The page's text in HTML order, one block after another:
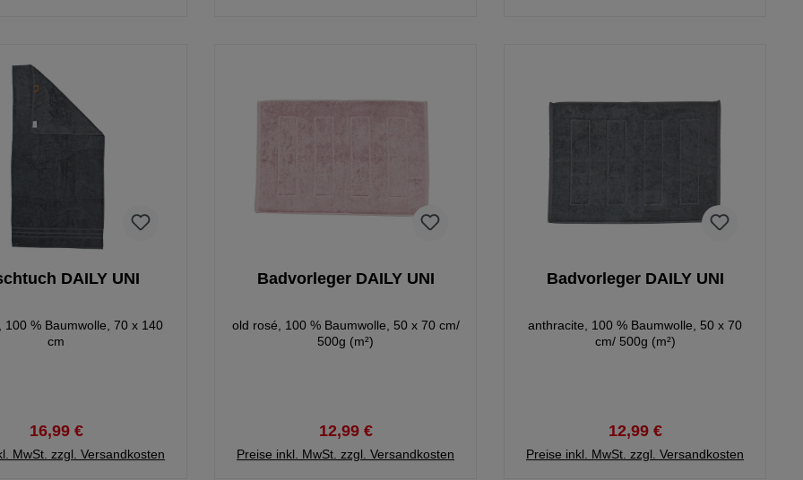
DAILY UNI
100 % Baumwolle, 70 x 140
cm
16,99 €
MwSt. zzgl. Versandkosten
Badvorleger DAILY UNI
old rosé, 100 % Baumwolle, 50 x 70 cm/
500g (m²)
12,99 €
Preise inkl. MwSt. zzgl. Versandkosten
Badvorleger DAILY UNI
anthracite, 100 % Baumwolle, 50 x 70
cm/ 500g (m²)
12,99 €
Preise inkl. MwSt. zzgl. Versandkosten